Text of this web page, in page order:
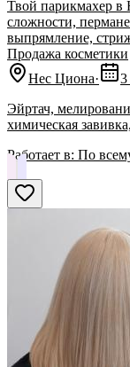
Твой парикмахер
сложности,
выпрямление,
Продажа косметики
Нес Циона·
3
Эйртач,
химическая
Работает в: По